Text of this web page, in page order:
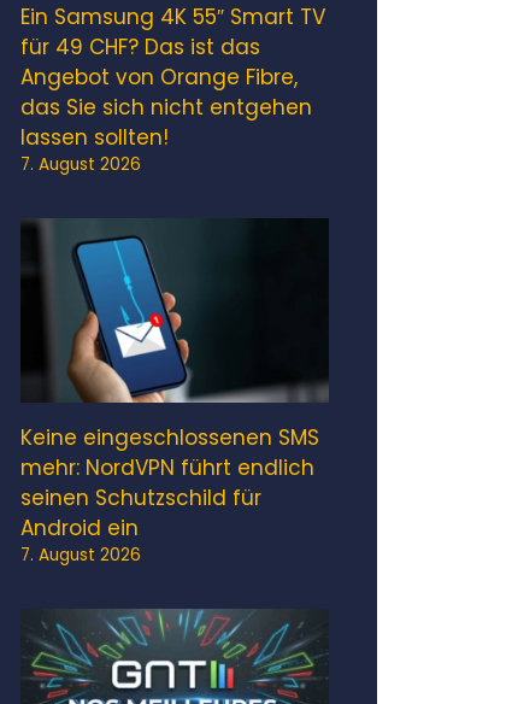
Ein Samsung 4K 55″ Smart TV
für 49 CHF? Das ist das
Angebot von Orange Fibre,
das Sie sich nicht entgehen
lassen sollten!
7. August 2026
Keine eingeschlossenen SMS
mehr: NordVPN führt endlich
seinen Schutzschild für
Android ein
7. August 2026